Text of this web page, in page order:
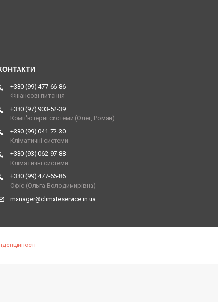
+380 (99) 477-66-86
Фінансові питання
+380 (97) 903-52-39
Комп'ютерні системи (Олег, Роман)
+380 (99) 041-72-30
Кліматичні системи
+380 (93) 062-97-88
Кліматичні системи
+380 (99) 477-66-86
Офіс (Ольга Володимирівна)
manager@climateservice.in.ua